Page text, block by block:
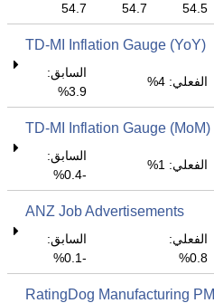
54.5
54.7
54.7
TD-MI Inflation Gauge (YoY)
الفعلي: 4%
السابق:
3.9%
TD-MI Inflation Gauge (MoM)
الفعلي: 1%
السابق:
-0.4%
ANZ Job Advertisements
الفعلي:
0.8%
السابق:
-0.1%
RatingDog Manufacturing PMI